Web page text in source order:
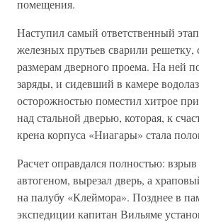
помещения.
Наступил самый ответственный
железных прутьев сварили
размерам дверного проема. На ней
заряды, и сидевший в камере
осторожностью поместил хитрое
над стальной дверью, которая, к
крена корпуса «Ниагары» стала
Расчет оправдался полностью:
автогеном, вырезал дверь, а
на палубу «Клеймора». Позднее в
экспедиции капитан Вильяме